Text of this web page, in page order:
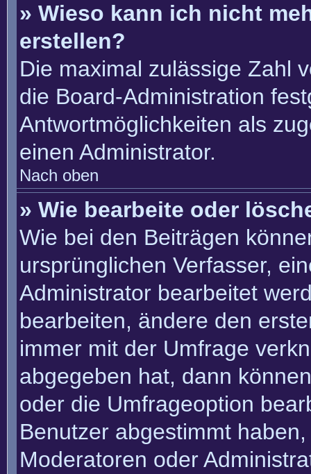
» Wieso kann ich nicht
erstellen?
Die maximal zulässige Zahl
die Board-Administration
Antwortmöglichkeiten als
einen Administrator.
Nach oben
» Wie bearbeite oder
Wie bei den Beiträgen
ursprünglichen Verfasser,
Administrator bearbeitet
bearbeiten, ändere den
immer mit der Umfrage
abgegeben hat, dann
oder die Umfrageoption
Benutzer abgestimmt
Moderatoren oder